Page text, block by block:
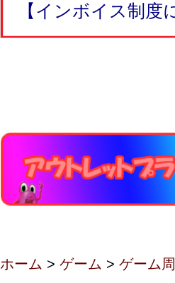
【インボイス制
ホーム > ゲーム > ゲーム